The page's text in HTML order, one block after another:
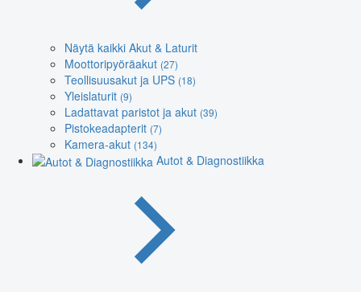
Näytä kaikki Akut & Laturit
Moottoripyöräakut (27)
Teollisuusakut ja UPS (18)
Yleislaturit (9)
Ladattavat paristot ja akut (39)
Pistokeadapterit (7)
Kamera-akut (134)
Autot & Diagnostiikka